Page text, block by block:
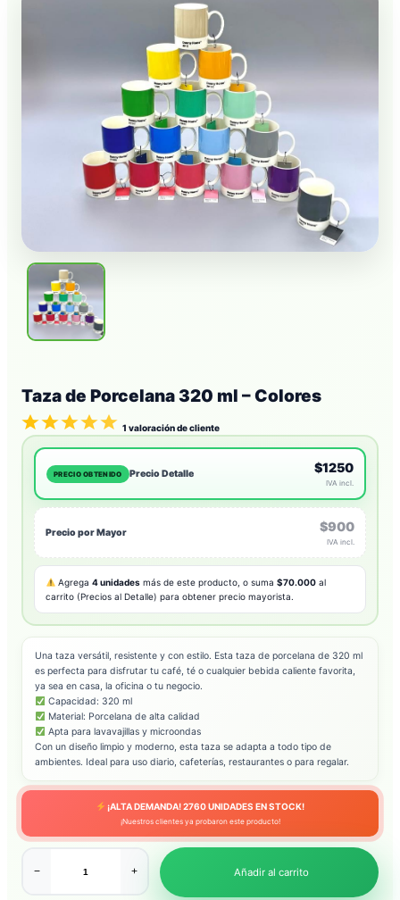
Taza de Porcelana 320 ml – Colores
1 valoración de cliente
PRECIO OBTENIDO Precio Detalle $1250
IVA incl.
Precio por Mayor $900
IVA incl.
Agrega4 unidades más de este producto, o suma$70.000 al
carrito (Precios al Detalle) para obtener precio mayorista.
Una taza versátil, resistente y con estilo. Esta taza de porcelana de 320 ml
es perfecta para disfrutar tu café, té o cualquier bebida caliente favorita,
ya sea en casa, la oficina o tu negocio.
Capacidad: 320 ml
Material: Porcelana de alta calidad
Apta para lavavajillas y microondas
Con un diseño limpio y moderno, esta taza se adapta a todo tipo de
ambientes. Ideal para uso diario, cafeterías, restaurantes o para regalar.
¡ALTA DEMANDA!2760UNIDADES EN STOCK!
¡Nuestros clientes ya probaron este producto!
− + Añadir al carrito